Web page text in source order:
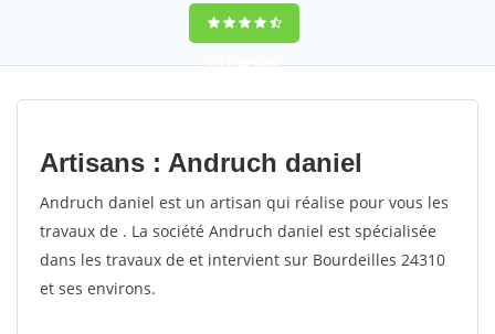
9,5(100%)82
votes
Artisans : Andruch daniel
Andruch daniel est un artisan qui réalise pour vous les
travaux de . La société Andruch daniel est spécialisée
dans les travaux de et intervient sur Bourdeilles 24310
et ses environs.